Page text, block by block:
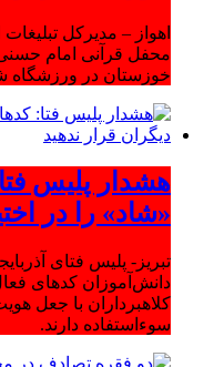
اهواز – مدیرکل
محفل قرآنی امام
خوزستان در ورزشگاه
هشدار پلیس
«شاد» را در
تبریز- پلیس فتای
دانش‌آموزان کدهای
کلاهبرداران با جعل
سوءاستفاده دارند.